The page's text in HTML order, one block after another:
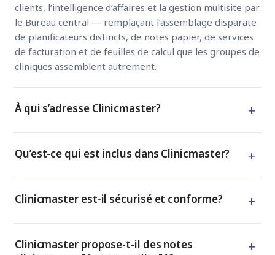
clients, l’intelligence d’affaires et la gestion multisite par
le Bureau central — remplaçant l’assemblage disparate
de planificateurs distincts, de notes papier, de services
de facturation et de feuilles de calcul que les groupes de
cliniques assemblent autrement.
À qui s’adresse Clinicmaster? +
Qu’est-ce qui est inclus dans Clinicmaster? +
Clinicmaster est-il sécurisé et conforme? +
Clinicmaster propose-t-il des notes
+